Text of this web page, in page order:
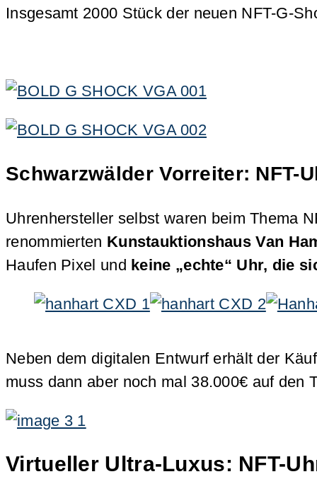
Insgesamt 2000 Stück der neuen NFT-G-
Schwarzwälder Vorreiter: NFT-
Uhrenhersteller selbst waren beim Thema
renommierten Kunstauktionshaus Van
Haufen Pixel und keine „echte“ Uhr, die
Neben dem digitalen Entwurf erhält der
muss dann aber noch mal 38.000€ auf den
Virtueller Ultra-Luxus: NFT-